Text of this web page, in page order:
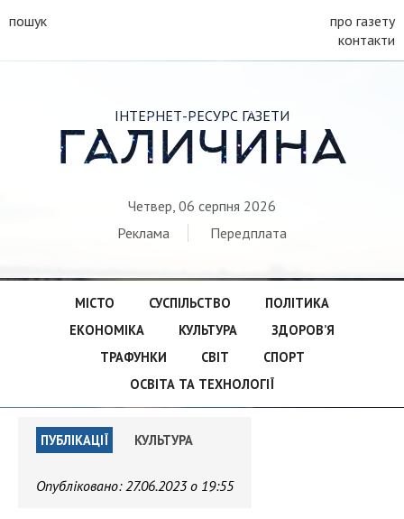
пошук
про газету
контакти
ІНТЕРНЕТ-РЕСУРС ГАЗЕТИ
ГАЛИЧИНА
Четвер, 06 серпня 2026
Реклама
Передплата
МІСТО СУСПІЛЬСТВО
ПОЛІТИКА
ЕКОНОМІКА
КУЛЬТУРА
ЗДОРОВ’Я
ТРАФУНКИ
СВІТ
СПОРТ
ОСВІТА ТА ТЕХНОЛОГІЇ
ПУБЛІКАЦІЇ КУЛЬТУРА
Опубліковано:27.06.2023 о 19:55